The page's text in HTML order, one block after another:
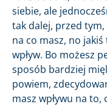
siebie, ale
tak dalej, przed
na co masz, no
wpływ. Bo możesz
sposób bardziej
powiem,
masz wpływu na